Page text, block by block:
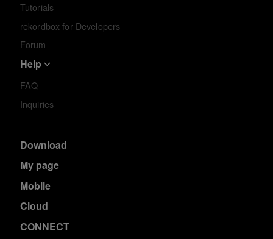
Tutorials
rekordbox for Developers
Forum
Help
FAQ
Inquiries
Download
My page
Mobile
Cloud
CONNECT